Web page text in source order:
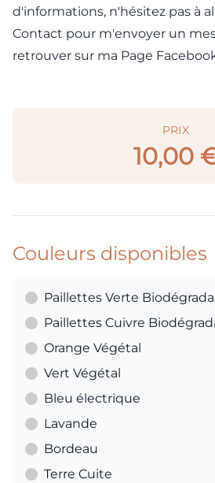
d'informations, n'hésitez pas à
Contact pour m'envoyer un
retrouver sur ma Page
PRIX
10,00
Couleurs disponibles
Paillettes Verte
Paillettes Cuivre
Orange Végétal
Vert Végétal
Bleu électrique
Lavande
Bordeau
Terre Cuite